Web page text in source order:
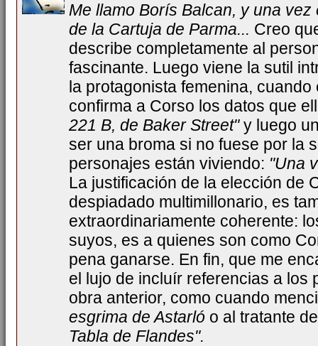
Me llamo Borís Balcan, y una
de la Cartuja de Parma... Creo
describe completamente al
fascinante. Luego viene la sutil
la protagonista femenina, cuando
confirma a Corso los datos que
221 B, de Baker Street"y luego
ser una broma si no fuese por la
personajes están viviendo: "Una
La justificación de la elección de
despiadado multimillonario, es
extraordinariamente coherente:
suyos, es a quienes son como
pena ganarse. En fin, que me
el lujo de incluír referencias a los
obra anterior, como cuando
esgrima de Astarló o al tratante
Tabla de Flandes".